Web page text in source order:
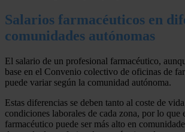
Salarios farmacéuticos en
comunidades autónomas
El salario de un profesional farmacéutico,
base en el Convenio colectivo de oficinas de
puede variar según la comunidad autónoma.
Estas diferencias se deben tanto al coste de
condiciones laborales de cada zona, por lo que
farmacéutico puede ser más alto en